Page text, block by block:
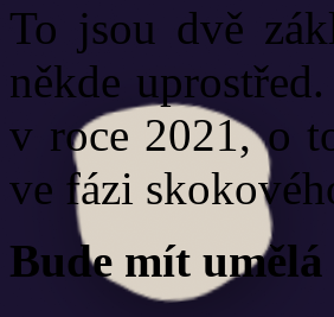
To jsou dvě
někde
v roce 2021, o
ve fázi
Bude mít umělá